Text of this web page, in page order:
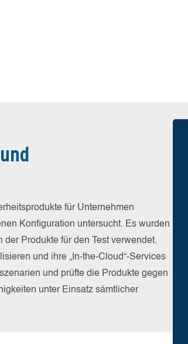
für Unternehmen
Konfiguration untersucht. Es wurden
Produkte für den Test verwendet.
und ihre „In-the-Cloud“-Services
und prüfte die Produkte gegen
unter Einsatz sämtlicher